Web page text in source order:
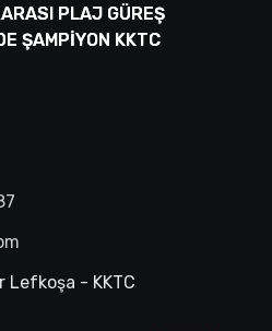
PLAJ GÜREŞ
ŞAMPİYON KKTC
Lefkoşa - KKTC